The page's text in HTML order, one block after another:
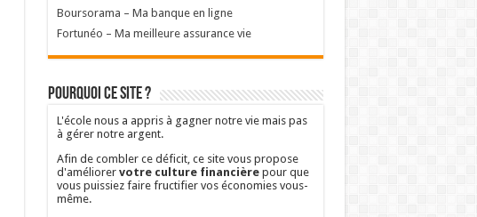
Boursorama – Ma banque en ligne
Fortunéo – Ma meilleure assurance vie
Pourquoi ce site ?
L'école nous a appris à gagner notre vie mais pas
à gérer notre argent.
Afin de combler ce déficit, ce site vous propose
d'améliorer votre culture financièrepour que
vous puissiez faire fructifier vos économies vous-
même.